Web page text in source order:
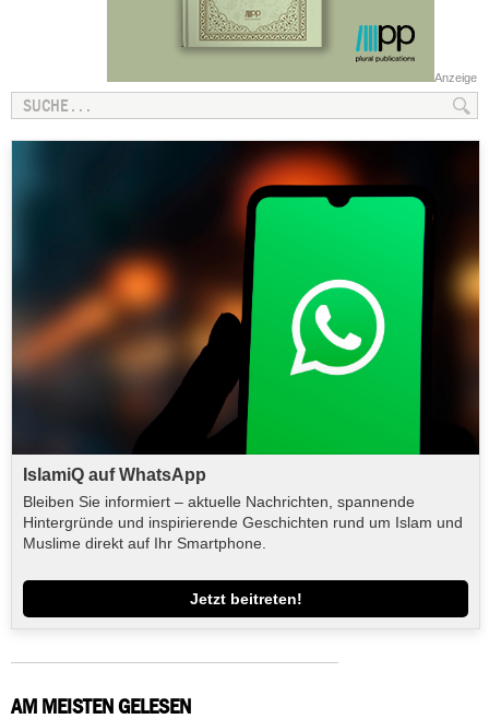
Anzeige
IslamiQ auf WhatsApp
Bleiben Sie informiert – aktuelle Nachrichten, spannende
Hintergründe und inspirierende Geschichten rund um Islam und
Muslime direkt auf Ihr Smartphone.
Jetzt beitreten!
AM MEISTEN GELESEN